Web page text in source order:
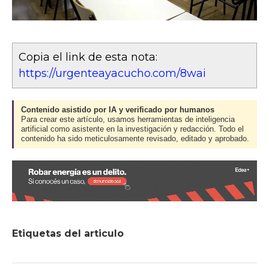
Copia el link de esta nota:
https://urgenteayacucho.com/8wai
Contenido asistido por IA y verificado por humanos
Para crear este artículo, usamos herramientas de inteligencia
artificial como asistente en la investigación y redacción. Todo el
contenido ha sido meticulosamente revisado, editado y aprobado.
Etiquetas del articulo